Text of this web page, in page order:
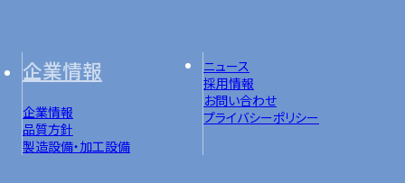
企業情報
企業情報
品質方針
製造設備・加工設備
ニュース
採用情報
お問い合わせ
プライバシーポリシー